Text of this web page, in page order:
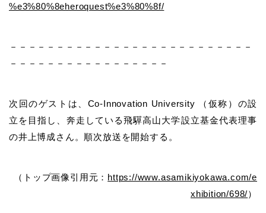
%e3%80%8eheroquest%e3%80%8f/
－－－－－－－－－－－－－－－－－－－－－－－－－－
－－－－－－－－－－－－－－－－－
次回のゲストは、Co-Innovation University （仮称）の設
立を目指し、奔走している飛驒高山大学設立基金代表理事
の井上博成さん。順次放送を開始する。
（トップ画像引用元： https://www.asamikiyokawa.com/e
xhibition/698/）